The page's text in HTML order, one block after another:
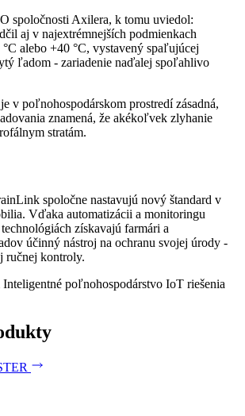
spoločnosti Axilera, k tomu uviedol:
aj v najextrémnejších podmienkach
alebo +40 °C, vystavený spaľujúcej
ľadom - zariadenie naďalej spoľahlivo
v poľnohospodárskom prostredí zásadná,
znamená, že akékoľvek zlyhanie
stratám.
spoločne nastavujú nový štandard v
Vďaka automatizácii a monitoringu
získavajú farmári a
účinný nástroj na ochranu svojej úrody -
ručnej kontroly.
Inteligentné poľnohospodárstvo IoT riešenia